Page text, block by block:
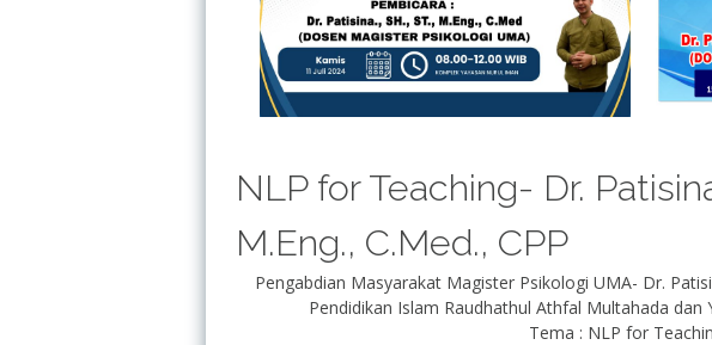
NLP for Teaching- Dr.
M.Eng., C.Med., CPP
Pengabdian Masyarakat Magister Psikologi UMA- Dr.
Pendidikan Islam Raudhathul Athfal Multahada dan
Tema : NLP for